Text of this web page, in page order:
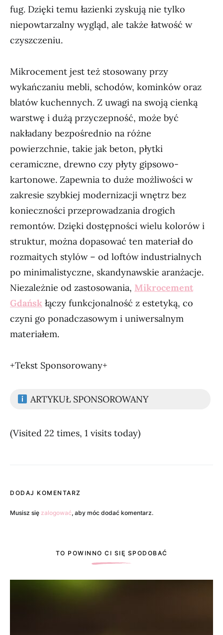
fug. Dzięki temu łazienki zyskują nie tylko
niepowtarzalny wygląd, ale także łatwość w
czyszczeniu.
Mikrocement jest też stosowany przy
wykańczaniu mebli, schodów, kominków oraz
blatów kuchennych. Z uwagi na swoją cienką
warstwę i dużą przyczepność, może być
nakładany bezpośrednio na różne
powierzchnie, takie jak beton, płytki
ceramiczne, drewno czy płyty gipsowo-
kartonowe. Zapewnia to duże możliwości w
zakresie szybkiej modernizacji wnętrz bez
konieczności przeprowadzania drogich
remontów. Dzięki dostępności wielu kolorów i
struktur, można dopasować ten materiał do
rozmaitych stylów – od loftów industrialnych
po minimalistyczne, skandynawskie aranżacje.
Niezależnie od zastosowania, Mikrocement
Gdańsk łączy funkcjonalność z estetyką, co
czyni go ponadczasowym i uniwersalnym
materiałem.
+Tekst Sponsorowany+
ARTYKUŁ SPONSOROWANY
(Visited 22 times, 1 visits today)
DODAJ KOMENTARZ
Musisz się zalogować, aby móc dodać komentarz.
TO POWINNO CI SIĘ SPODOBAĆ